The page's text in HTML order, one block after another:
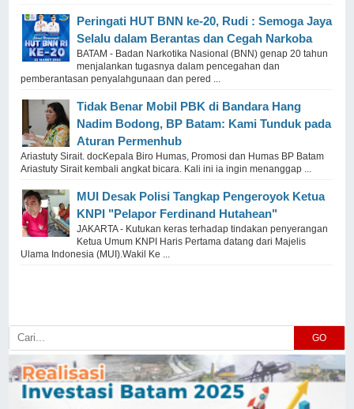
Peringati HUT BNN ke-20, Rudi : Semoga Jaya
Selalu dalam Berantas dan Cegah Narkoba
BATAM - Badan Narkotika Nasional (BNN) genap 20 tahun
menjalankan tugasnya dalam pencegahan dan
pemberantasan penyalahgunaan dan pered ...
Tidak Benar Mobil PBK di Bandara Hang
Nadim Bodong, BP Batam: Kami Tunduk pada
Aturan Permenhub
Ariastuty Sirait. docKepala Biro Humas, Promosi dan Humas BP Batam
Ariastuty Sirait kembali angkat bicara. Kali ini ia ingin menanggap ...
MUI Desak Polisi Tangkap Pengeroyok Ketua
KNPI "Pelapor Ferdinand Hutahean"
JAKARTA - Kutukan keras terhadap tindakan penyerangan
Ketua Umum KNPI Haris Pertama datang dari Majelis
Ulama Indonesia (MUI).Wakil Ke ...
GO